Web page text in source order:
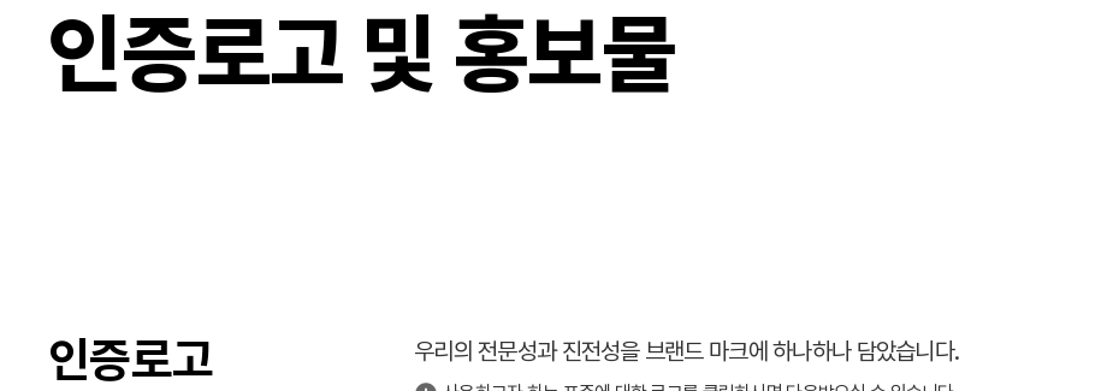
인증로고 및 홍보물
인증로고 우리의 전문성과 진전성을 브랜드 마크에 하나하나 담았습니다.